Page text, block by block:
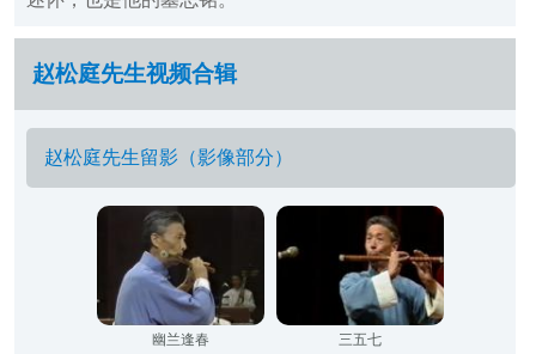
赵松庭先生视频合辑
赵松庭先生留影（影像部分）
幽兰逢春 三五七